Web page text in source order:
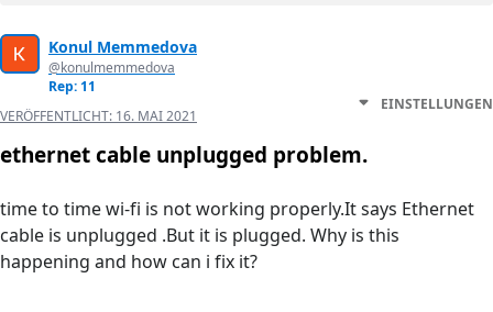
Konul Memmedova
@konulmemmedova
Rep: 11
VERÖFFENTLICHT: 16. MAI 2021
EINSTELLUNGEN
ethernet cable unplugged problem.
time to time wi-fi is not working properly.It says Ethernet
cable is unplugged .But it is plugged. Why is this
happening and how can i fix it?